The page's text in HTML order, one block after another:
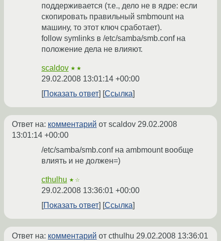
поддерживается (т.е., дело не в ядре: если
скопировать правильный smbmount на
машину, то этот ключ сработает).
follow symlinks в /etc/samba/smb.conf на
положение дела не влияют.
scaldov ★★
29.02.2008 13:01:14 +00:00
Показать ответ
Ссылка
Ответ на: комментарий от scaldov 29.02.2008
13:01:14 +00:00
/etc/samba/smb.conf на ambmount вообще
влиять и не должен=)
cthulhu ★☆
29.02.2008 13:36:01 +00:00
Показать ответ
Ссылка
Ответ на: комментарий от cthulhu 29.02.2008 13:36:01